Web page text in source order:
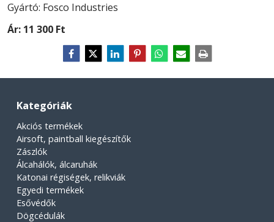
Gyártó: Fosco Industries
Ár: 11 300 Ft
Kategóriák
Akciós termékek
Airsoft, paintball kiegészítők
Zászlók
Álcahálók, álcaruhák
Katonai régiségek, relikviák
Egyedi termékek
Esővédők
Dögcédulák